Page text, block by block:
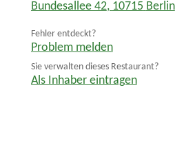
Bundesallee 42, 10715 Berlin
Fehler entdeckt?
Problem melden
Sie verwalten dieses Restaurant?
Als Inhaber eintragen